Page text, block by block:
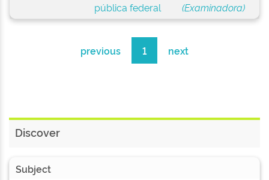
pública federal
(Examinadora)
previous 1 next
Discover
Subject